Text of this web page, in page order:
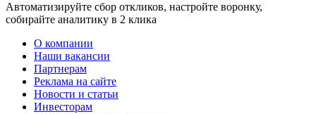
Автоматизируйте сбор откликов, настройте воронку,
собирайте аналитику в 2 клика
О компании
Наши вакансии
Партнерам
Реклама на сайте
Новости и статьи
Инвесторам